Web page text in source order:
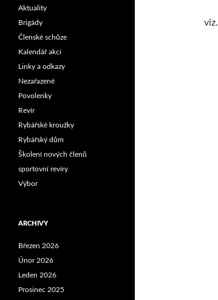
viz.
Aktuality
Brigády
Členské schůze
Kalendář akcí
Linky a odkazy
Nezařazené
Povolenky
Revír
Rybářské kroužky
Rybářský dům
Školení nových členů
sportovní revíry
Výbor
ARCHIVY
Březen 2026
Únor 2026
Leden 2026
Prosinec 2025